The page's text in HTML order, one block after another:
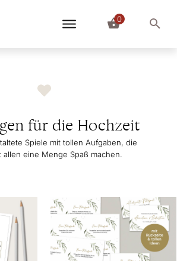
0
für die Hochzeit
Spiele mit tollen Aufgaben, die
allen eine Menge Spaß machen.